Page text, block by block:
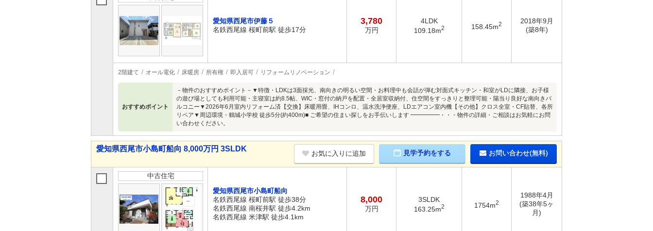
愛知県西尾市伊藤５
名鉄西尾線 桜町前駅 徒歩17分
3,780
万円
4LDK
109.18m2 158.45m2
2018年9月
(築8年)
2階建て オール電化 床暖房 所有権 即入居可 リフォームリノベーション
おすすめポイント
－物件のおすすめポイント－▼特徴・LDKは3面採光、南向きの明るい空間・お料理中も会話が弾む対面式キッチン・和室がLDに隣接、お子様
の遊び場としても利用可能・主寝室は約8.5帖、WIC・窓付の納戸を配置・全居室収納付、住空間をすっきりと整理可能・陽当り良好な南向きバ
ルコニー▼2026年6月室内リフォーム済【交換】床暖用畳、IHコンロ、温水洗浄便座、LDエアコン室内機【その他】クロス全室・CF貼替、各所
リペア▼周辺環境・鶴城小学校 徒歩5分(約400m)■ ご希望の住まい探しをお手伝いします ━━━━━・・・物件の詳細・ご相談はお気軽にお問
い合わせください。
愛知県西尾市小島町船向 8,000万円 3SLDK
お気に入りに追加 見学予約をする お問い合わせ(無料)
中古住宅
愛知県西尾市小島町船向
名鉄西尾線 桜町前駅 徒歩38分
名鉄西尾線 南桜井駅 徒歩4.2km
名鉄西尾線 米津駅 徒歩4.1km
8,000
万円
3SLDK
163.25m2 1754m2
1988年4月
(築38年5ヶ
月)